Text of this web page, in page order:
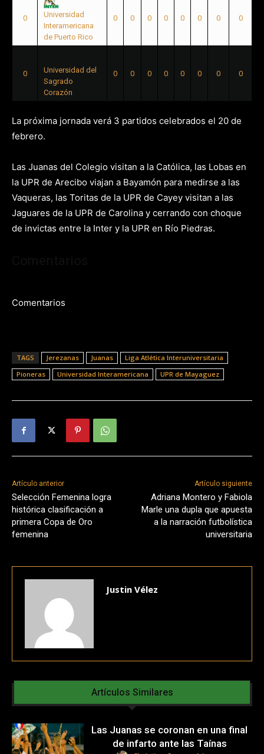
0
Universidad
Interamericana
de Puerto Rico
0 0 0 0 0 0 0 0
0
Universidad del
Sagrado
Corazón
0 0 0 0 0 0 0 0
La próxima jornada verá 3 partidos celebrados el 20 de
febrero.
Las Juanas del Colegio visitan a la Católica, las Lobas en
la UPR de Arecibo viajan a Bayamón para medirse a las
Vaqueras, las Toritas de la UPR de Cayey visitan a las
Jaguares de la UPR de Carolina y cerrando con choque
de invictas entre la Inter y la UPR en Río Piedras.
Comentarios
TAGS Jerezanas Juanas
Liga Atlética Interuniversitaria
Pioneras
Universidad Interamericana UPR de Mayaguez
Artículo anterior
Selección Femenina logra
histórica clasificación a
primera Copa de Oro
femenina
Artículo siguiente
Adriana Montero y Fabiola
Marle una dupla que apuesta
a la narración futbolística
universitaria
Justin Vélez
Artículos Similares
Las Juanas se coronan en una final
de infarto ante las Taínas